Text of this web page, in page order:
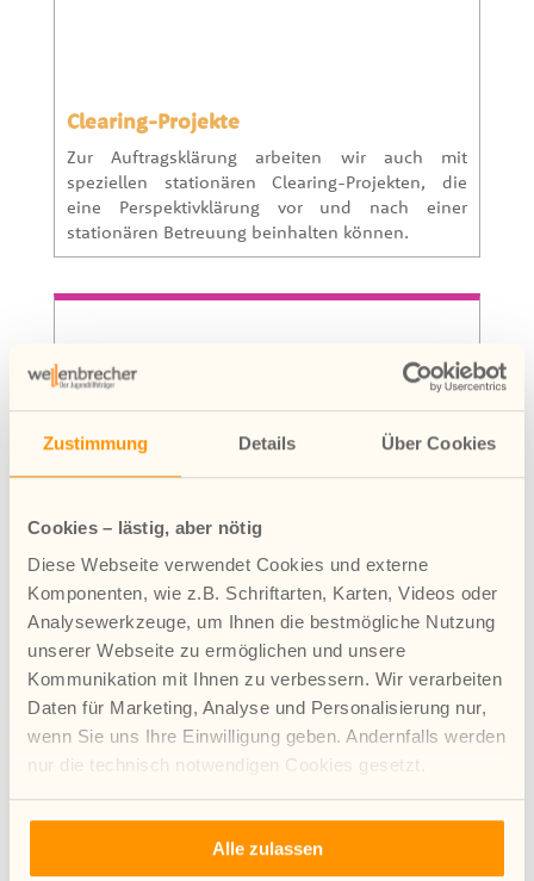
Zustimmung Details Über Cookies
Cookies – lästig, aber nötig
Diese Webseite verwendet Cookies und externe
Komponenten, wie z.B. Schriftarten, Karten, Videos oder
Analysewerkzeuge, um Ihnen die bestmögliche Nutzung
unserer Webseite zu ermöglichen und unsere
Kommunikation mit Ihnen zu verbessern. Wir verarbeiten
Daten für Marketing, Analyse und Personalisierung nur,
wenn Sie uns Ihre Einwilligung geben. Andernfalls werden
nur die technisch notwendigen Cookies gesetzt.
Mehr Infos zur Verwendung von Cookies finden Sie in
unserer Datenschutzerklärung.
Alle zulassen
Clearing-Projekte
Zur Auftragsklärung arbeiten wir auch mit
speziellen stationären Clearing-Projekten, die
eine Perspektivklärung vor und nach einer
stationären Betreuung beinhalten können.
Reiseprojekte
Reiseprojekte dauern meist 8–12 Wochen und
dienen als Klärungsprozess zur Ermittlung der
aktuellen Situation von Jugendlichen und zur
Planung weiterer Hilfen oder als Mittel zur
Krisenintervention.